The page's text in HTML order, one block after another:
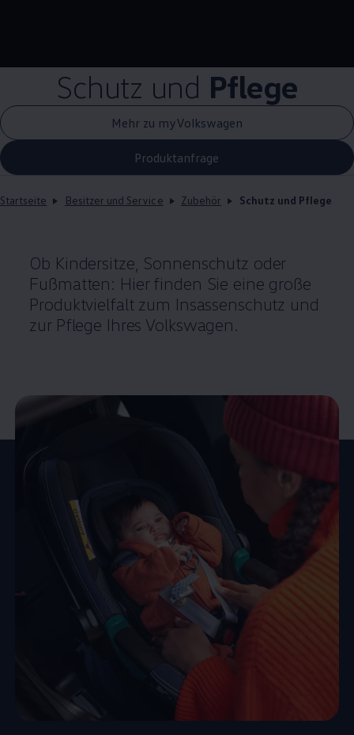
Schutz und Pflege
Mehr zu myVolkswagen
Produktanfrage
Startseite Besitzer und Service Zubehör Schutz und Pflege
Ob Kindersitze, Sonnenschutz oder
Fußmatten: Hier finden Sie eine große
Produktvielfalt zum Insassenschutz und
zur Pflege Ihres Volkswagen.